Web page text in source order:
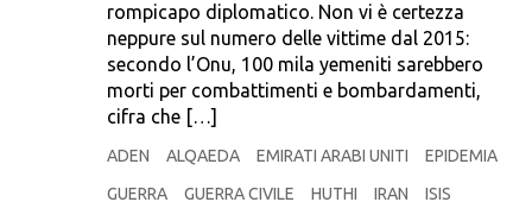
rompicapo diplomatico. Non vi è certezza
neppure sul numero delle vittime dal 2015:
secondo l’Onu, 100 mila yemeniti sarebbero
morti per combattimenti e bombardamenti,
cifra che […]
ADEN ALQAEDA EMIRATI ARABI UNITI
EPIDEMIA
GUERRA
GUERRA CIVILE HUTHI IRAN
ISIS